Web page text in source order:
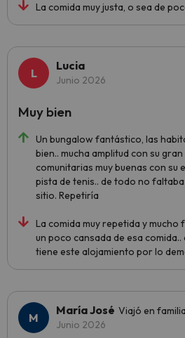
La comida muy justa, o sea de
Lucia
Junio 2026
Un bungalow fantástico, las
bien.. mucha amplitud con su
comunitarias muy buenas con su
pista de tenis.. de todo no
sitio. Repetiría
La comida muy repetida y
un poco cansada de esa
tiene este alojamiento por lo
Muy bien
María José Viajó en familia
Junio 2026